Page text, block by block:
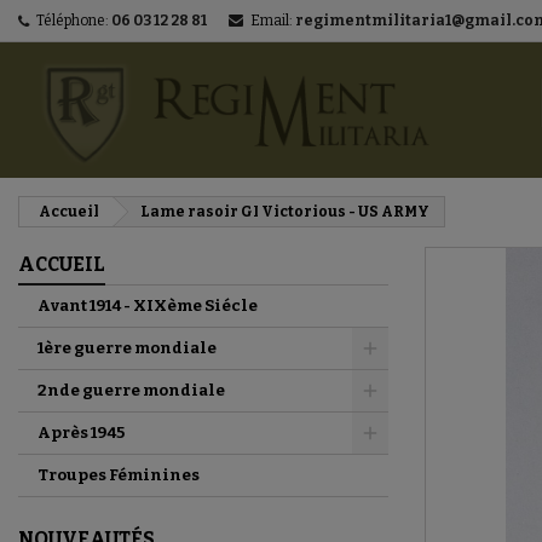
Téléphone: 06 03 12 28 81 Email:
Accueil Lame rasoir GI Victorious - US ARMY
ACCUEIL
Avant 1914 - XIXème Siécle
1ère guerre mondiale
2nde guerre mondiale
Après 1945
Troupes Féminines